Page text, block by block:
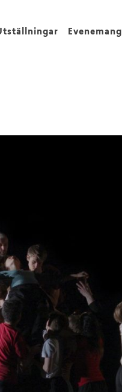
Evenemang